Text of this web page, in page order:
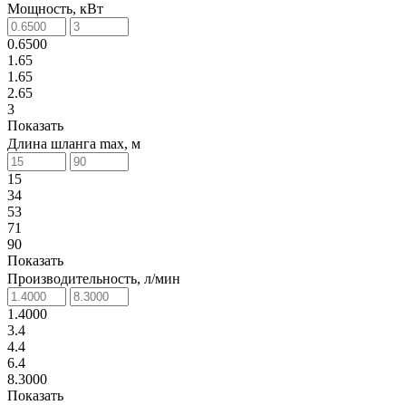
Мощность, кВт
0.6500
1.65
1.65
2.65
3
Показать
Длина шланга max, м
15
34
53
71
90
Показать
Производительность, л/мин
1.4000
3.4
4.4
6.4
8.3000
Показать